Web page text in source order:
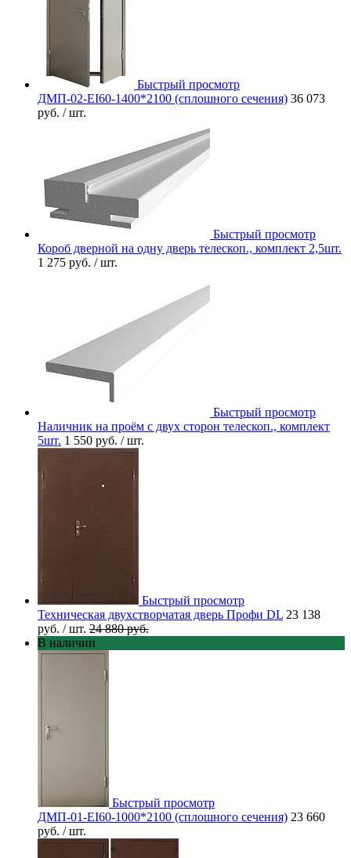
Быстрый просмотр
ДМП-02-EI60-1400*2100 (сплошного сечения) 36 073
руб. / шт.
Быстрый просмотр
Короб дверной на одну дверь телескоп., комплект 2,5шт.
1 275 руб. / шт.
Быстрый просмотр
Наличник на проём с двух сторон телескоп., комплект
5шт. 1 550 руб. / шт.
Быстрый просмотр
Техническая двухстворчатая дверь Профи DL 23 138
руб. / шт. 24 880 руб.
В наличии
Быстрый просмотр
ДМП-01-EI60-1000*2100 (сплошного сечения) 23 660
руб. / шт.